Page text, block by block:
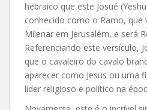
hebraico que este Josué
conhecido como o Ramo, que
Milenar em Jerusalém, e será
Referenciando este versículo,
que o cavaleiro do cavalo
aparecer como Jesus ou uma
líder religioso e político na